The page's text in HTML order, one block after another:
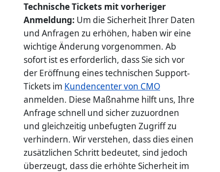
Technische Tickets mit vorheriger
Anmeldung: Um die Sicherheit Ihrer Daten
und Anfragen zu erhöhen, haben wir eine
wichtige Änderung vorgenommen. Ab
sofort ist es erforderlich, dass Sie sich vor
der Eröffnung eines technischen Support-
Tickets im Kundencenter von CMO
anmelden. Diese Maßnahme hilft uns, Ihre
Anfrage schnell und sicher zuzuordnen
und gleichzeitig unbefugten Zugriff zu
verhindern. Wir verstehen, dass dies einen
zusätzlichen Schritt bedeutet, sind jedoch
überzeugt, dass die erhöhte Sicherheit im